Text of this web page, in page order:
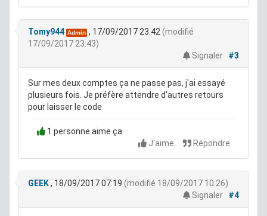
Tomy944 Admin , 17/09/2017 23:42(modifié
17/09/2017 23:43)
Signaler
#3
Sur mes deux comptes ça ne passe pas, j'ai essayé
plusieurs fois. Je préfère attendre d'autres retours
pour laisser le code
1 personne aime ça
J'aime
Répondre
GEEK, 18/09/2017 07:19 (modifié 18/09/2017 10:26)
Signaler
#4